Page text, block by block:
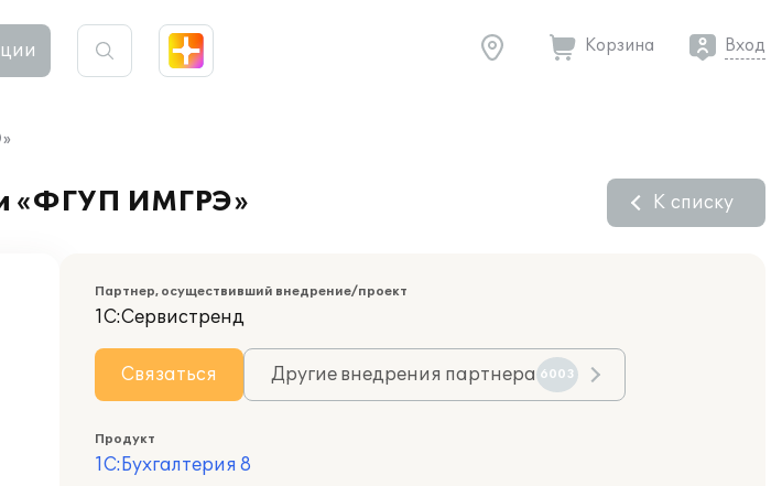
Корзина Вход
«ФГУП ИМГРЭ» К списку
Партнер, осуществивший внедрение/проект
1С:Сервистренд
Связаться Другие внедрения партнера 6003
Продукт
1С:Бухгалтерия 8